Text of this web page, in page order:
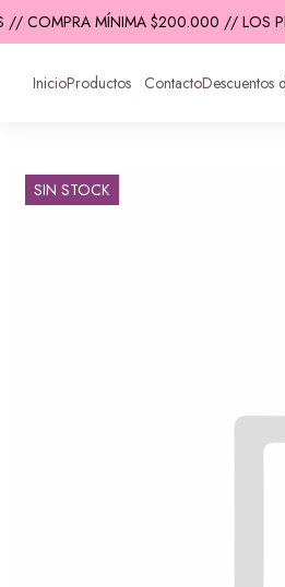
COMPRA MÍNIMA $200.000 // LOS
InicioProductos ContactoDescuentos
SIN STOCK